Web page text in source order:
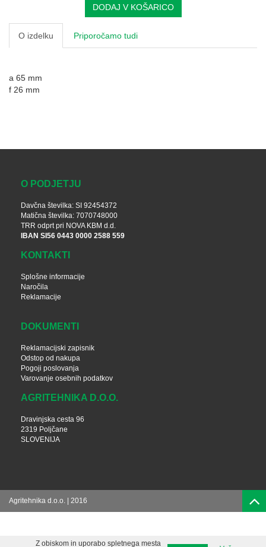
DODAJ V KOŠARICO
O izdelku Priporočamo tudi
a 65 mm
f 26 mm
O PODJETJU
Davčna številka: SI 92454372
Matična številka: 7070748000
TRR odprt pri NOVA KBM d.d.
IBAN SI56 0443 0000 2588 559
KONTAKTI
Splošne informacije
Naročila
Reklamacije
DOKUMENTI
Reklamacijski zapisnik
Odstop od nakupa
Pogoji poslovanja
Varovanje osebnih podatkov
AGRITEHNIKA D.O.O.
Dravinjska cesta 96
2319 Poljčane
SLOVENIJA
Agritehnika d.o.o. | 2016
Z obiskom in uporabo spletnega mesta